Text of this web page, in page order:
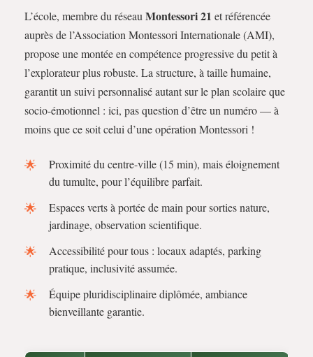
L’école, membre du réseau Montessori 21 et référencée
auprès de l’Association Montessori Internationale (AMI),
propose une montée en compétence progressive du petit à
l’explorateur plus robuste. La structure, à taille humaine,
garantit un suivi personnalisé autant sur le plan scolaire que
socio-émotionnel : ici, pas question d’être un numéro — à
moins que ce soit celui d’une opération Montessori !
Proximité du centre-ville (15 min), mais éloignement
du tumulte, pour l’équilibre parfait.
Espaces verts à portée de main pour sorties nature,
jardinage, observation scientifique.
Accessibilité pour tous : locaux adaptés, parking
pratique, inclusivité assumée.
Équipe pluridisciplinaire diplômée, ambiance
bienveillante garantie.